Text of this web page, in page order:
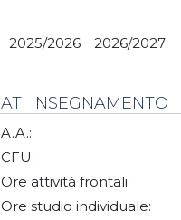
2025/2026 2026/2027
INSEGNAMENTO
A.A.:
CFU:
Ore attività frontali:
Ore studio individuale: